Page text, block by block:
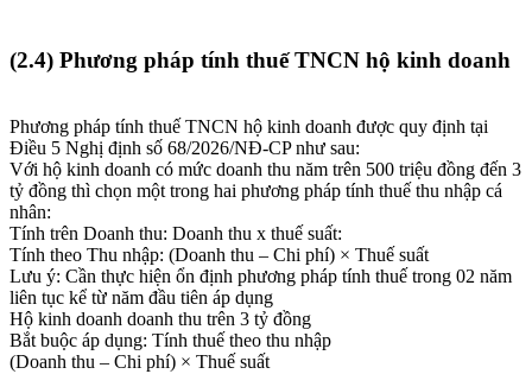
(2.4) Phương pháp tính thuế TNCN hộ kinh doanh
Phương pháp tính thuế TNCN hộ kinh doanh được quy định tại
Điều 5 Nghị định số 68/2026/NĐ-CP như sau:
Với hộ kinh doanh có mức doanh thu năm trên 500 triệu đồng đến 3
tỷ đồng thì chọn một trong hai phương pháp tính thuế thu nhập cá
nhân:
Tính trên Doanh thu: Doanh thu x thuế suất:
Tính theo Thu nhập: (Doanh thu – Chi phí) × Thuế suất
Lưu ý: Cần thực hiện ổn định phương pháp tính thuế trong 02 năm
liên tục kể từ năm đầu tiên áp dụng
Hộ kinh doanh doanh thu trên 3 tỷ đồng
Bắt buộc áp dụng: Tính thuế theo thu nhập
(Doanh thu – Chi phí) × Thuế suất